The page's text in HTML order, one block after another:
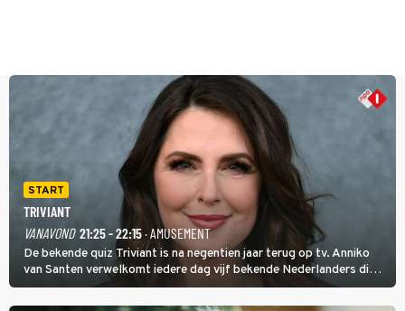
START
TRIVIANT
VANAVOND 21:25 - 22:15· AMUSEMENT
De bekende quiz Triviant is na negentien jaar terug op tv. Anniko
van Santen verwelkomt iedere dag vijf bekende Nederlanders die
vragen beantwoorden in verschillende categorieën. De beste
speler gaat direct door naar de finaleweek.